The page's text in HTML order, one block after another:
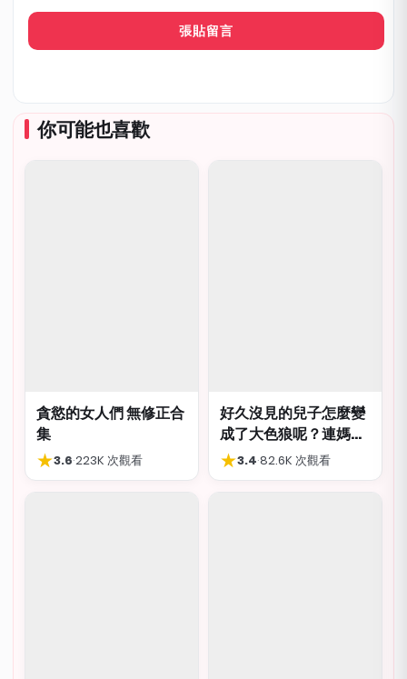
郵
你可能也喜歡
貪慾的女人們 無修正合
集
★3.6·223K 次觀看
好久沒見的兒子怎麼變
成了大色狼呢？連媽媽
都想上？！
★3.4·82.6K 次觀看